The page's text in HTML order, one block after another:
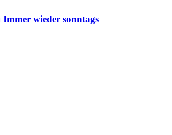
Immer wieder sonntags